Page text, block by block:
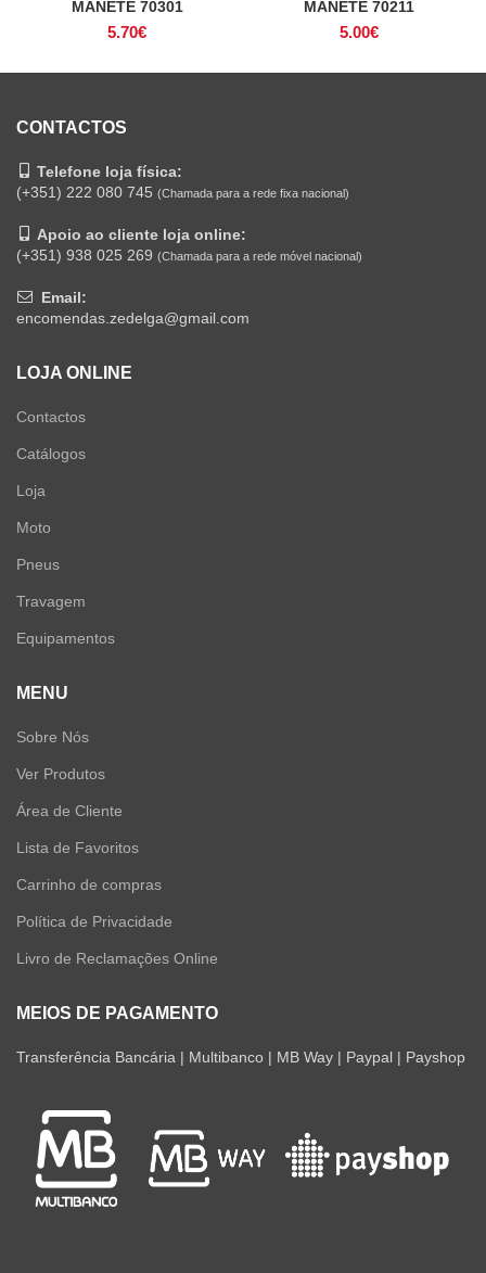
MANETE 70301
5.70€
MANETE 70211
5.00€
CONTACTOS
Telefone loja física:
(+351) 222 080 745 (Chamada para a rede fixa nacional)
Apoio ao cliente loja online:
(+351) 938 025 269 (Chamada para a rede móvel nacional)
Email:
encomendas.zedelga@gmail.com
LOJA ONLINE
Contactos
Catálogos
Loja
Moto
Pneus
Travagem
Equipamentos
MENU
Sobre Nós
Ver Produtos
Área de Cliente
Lista de Favoritos
Carrinho de compras
Política de Privacidade
Livro de Reclamações Online
MEIOS DE PAGAMENTO
Transferência Bancária | Multibanco | MB Way | Paypal | Payshop